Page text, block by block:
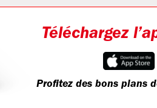
Téléchargez
Profitez des bons plans